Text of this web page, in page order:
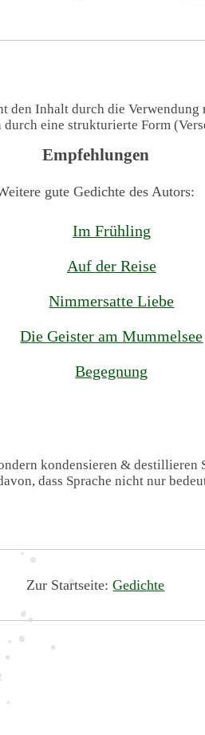
den Inhalt durch die
eine strukturierte Form
Empfehlungen
gute Gedichte des Autors:
Im Frühling
Auf der Reise
Nimmersatte Liebe
Die Geister am Mummelsee
Begegnung
kondensieren & destillieren
dass Sprache nicht nur
Zur Startseite:Gedichte